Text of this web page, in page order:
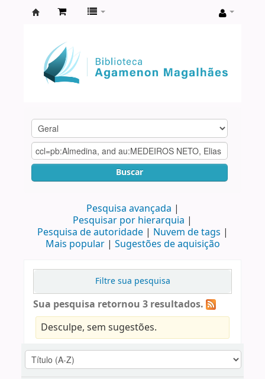
Agamenon
Magalhães
Buscar
Pesquisa avançada
Pesquisar por hierarquia
Pesquisa de autoridade
Nuvem de tags
Mais popular
Sugestões de aquisição
Filtre sua pesquisa
Sua pesquisa retornou 3 resultados.
Desculpe, sem sugestões.